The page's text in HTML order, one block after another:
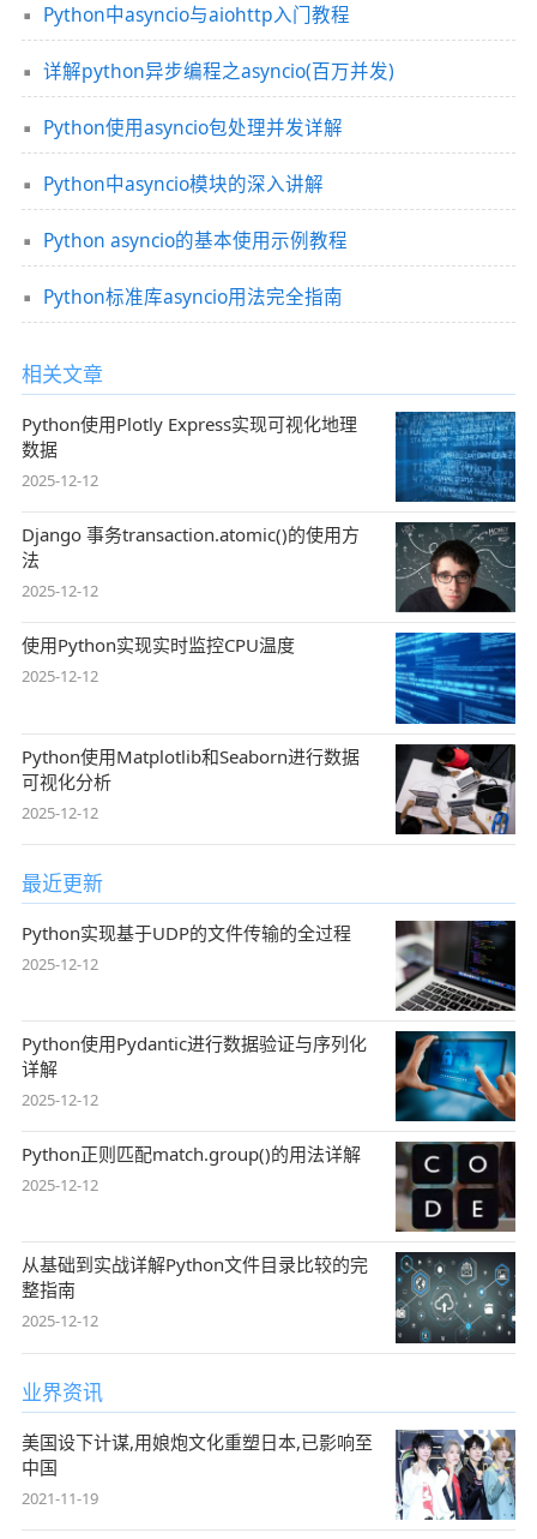
Python中asyncio与aiohttp入门教程
详解python异步编程之asyncio(百万并发)
Python使用asyncio包处理并发详解
Python中asyncio模块的深入讲解
Python asyncio的基本使用示例教程
Python标准库asyncio用法完全指南
相关文章
Python使用Plotly Express实现可视化地理
数据
2025-12-12
Django 事务transaction.atomic()的使用方
法
2025-12-12
使用Python实现实时监控CPU温度
2025-12-12
Python使用Matplotlib和Seaborn进行数据
可视化分析
2025-12-12
最近更新
Python实现基于UDP的文件传输的全过程
2025-12-12
Python使用Pydantic进行数据验证与序列化
详解
2025-12-12
Python正则匹配match.group()的用法详解
2025-12-12
从基础到实战详解Python文件目录比较的完
整指南
2025-12-12
业界资讯
美国设下计谋,用娘炮文化重塑日本,已影响至
中国
2021-11-19